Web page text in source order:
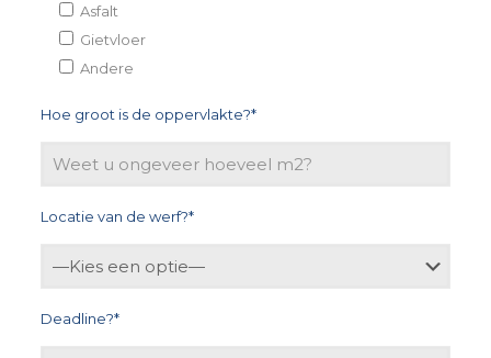
Asfalt
Gietvloer
Andere
Hoe groot is de oppervlakte?*
Locatie van de werf?*
Deadline?*